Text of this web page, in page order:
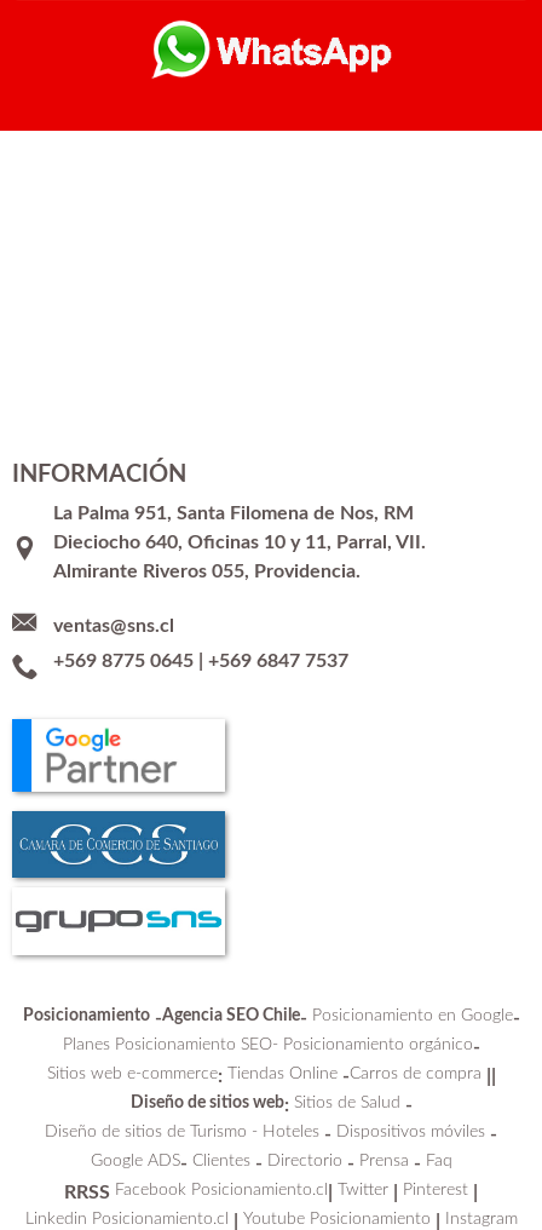
INFORMACIÓN
La Palma 951, Santa Filomena de Nos, RM
Dieciocho 640, Oficinas 10 y 11, Parral, VII.
Almirante Riveros 055, Providencia.
ventas@sns.cl
+569 8775 0645| +569 6847 7537
Posicionamiento-Agencia SEO Chile- Posicionamiento en Google-
Planes Posicionamiento SEO- Posicionamiento orgánico-
Sitios web e-commerce: Tiendas Online-Carros de compra
Diseño de sitios web: Sitios de Salud -
Diseño de sitios de Turismo - Hoteles - Dispositivos móviles -
Google ADS- Clientes- Directorio - Prensa - Faq
RRSS Facebook Posicionamiento.cl Twitter Pinterest
Linkedin Posicionamiento.cl Youtube Posicionamiento Instagram